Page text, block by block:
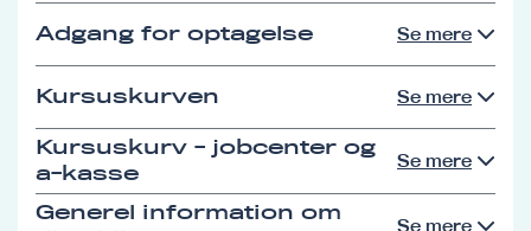
Adgang for optagelse Se mere
Kursuskurven Se mere
Kursuskurv - jobcenter og
a-kasse
Se mere
Generel information om
Se mere